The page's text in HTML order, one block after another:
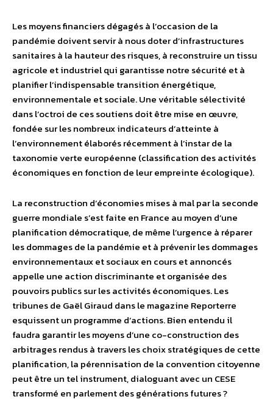
Les moyens financiers dégagés à l’occasion de la
pandémie doivent servir à nous doter d’infrastructures
sanitaires à la hauteur des risques, à reconstruire un tissu
agricole et industriel qui garantisse notre sécurité et à
planifier l’indispensable transition énergétique,
environnementale et sociale. Une véritable sélectivité
dans l’octroi de ces soutiens doit être mise en œuvre,
fondée sur les nombreux indicateurs d’atteinte à
l’environnement élaborés récemment à l’instar de la
taxonomie verte européenne (classification des activités
économiques en fonction de leur empreinte écologique).
La reconstruction d’économies mises à mal par la seconde
guerre mondiale s’est faite en France au moyen d’une
planification démocratique, de même l’urgence à réparer
les dommages de la pandémie et à prévenir les dommages
environnementaux et sociaux en cours et annoncés
appelle une action discriminante et organisée des
pouvoirs publics sur les activités économiques. Les
tribunes de Gaël Giraud dans le magazine Reporterre
esquissent un programme d’actions. Bien entendu il
faudra garantir les moyens d’une co-construction des
arbitrages rendus à travers les choix stratégiques de cette
planification, la pérennisation de la convention citoyenne
peut être un tel instrument, dialoguant avec un CESE
transformé en parlement des générations futures ?